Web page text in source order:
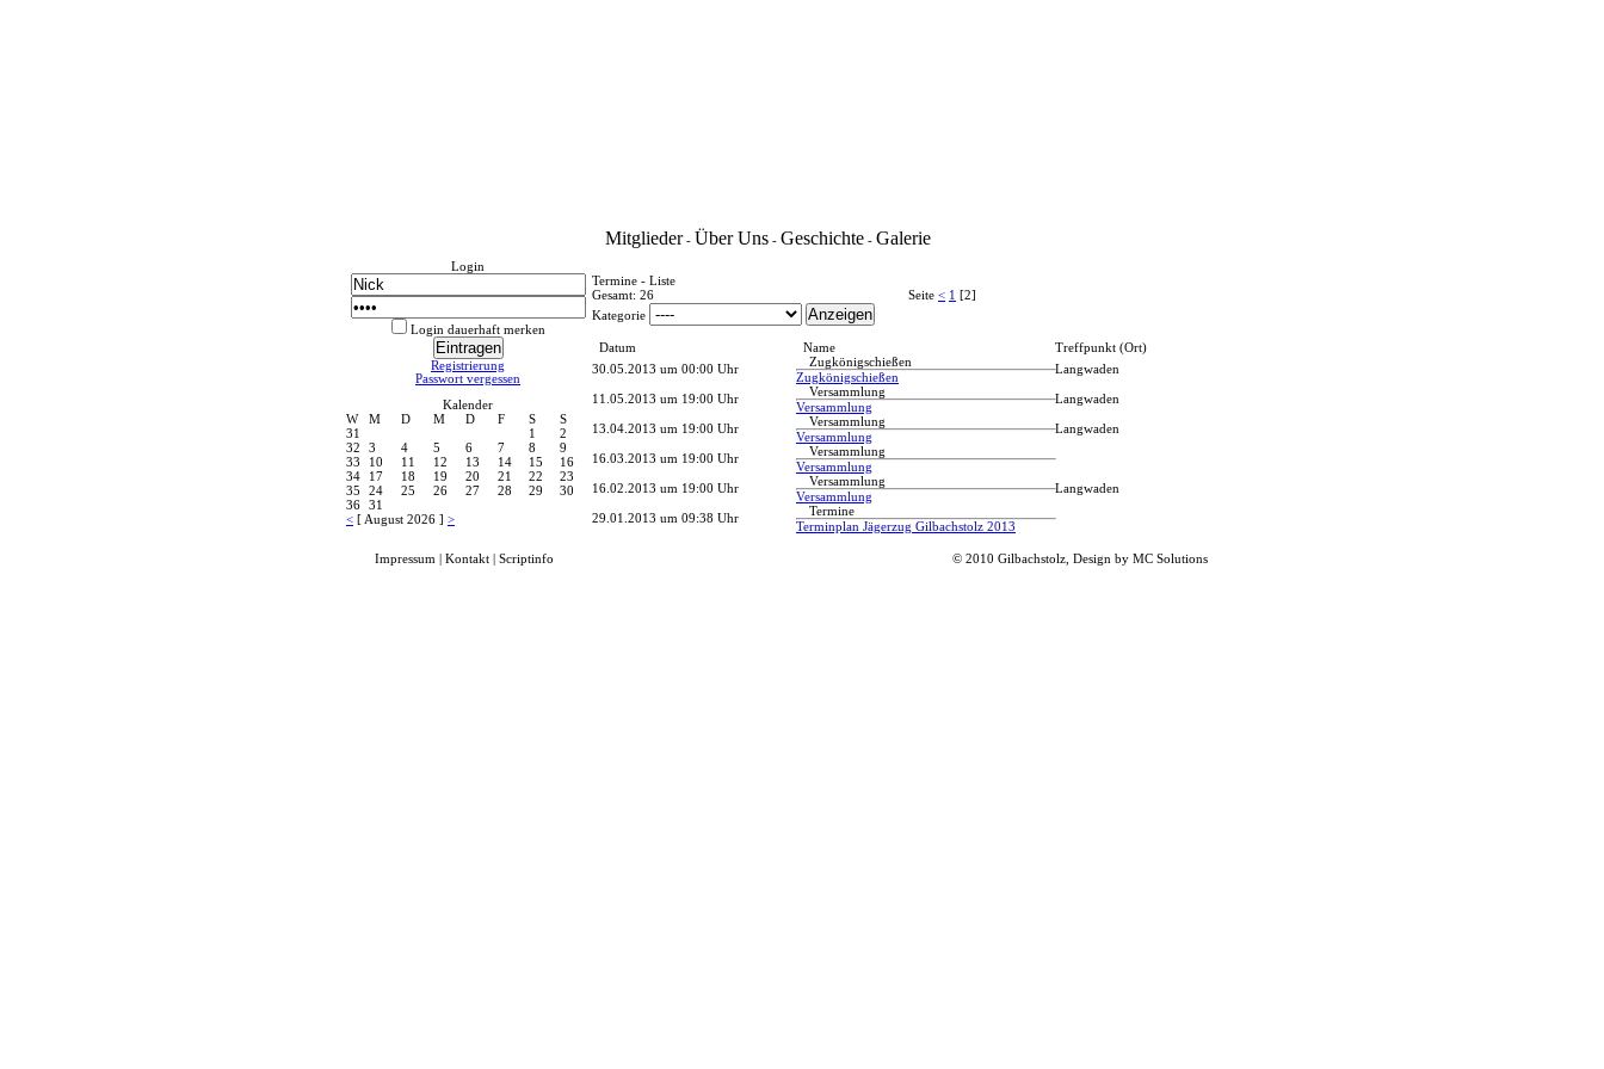
Mitglieder- Über Uns - Geschichte - Galerie
Login
Login dauerhaft merken
Registrierung
Passwort vergessen
Kalender
W
M D M D F S
S
31
1
2
32
3 4 5 6 7 8
9
33
10 11 12 13 14 15
16
34
17 18 19 20 21 22
23
35
24 25 26 27 28 29
30
36
31
< [ August 2026 ] >
Termine - Liste
Gesamt: 26
Seite < 1
[2]
Kategorie
Datum Name
Treffpunkt (Ort)
30.05.2013 um 00:00 Uhr
Zugkönigschießen
Zugkönigschießen
Langwaden
11.05.2013 um 19:00 Uhr
Versammlung
Versammlung
Langwaden
13.04.2013 um 19:00 Uhr
Versammlung
Versammlung
Langwaden
16.03.2013 um 19:00 Uhr
Versammlung
Versammlung
16.02.2013 um 19:00 Uhr
Versammlung
Versammlung
Langwaden
29.01.2013 um 09:38 Uhr
Termine
Terminplan Jägerzug Gilbachstolz 2013
Impressum Kontakt Scriptinfo © 2010 Gilbachstolz, Design by MC Solutions